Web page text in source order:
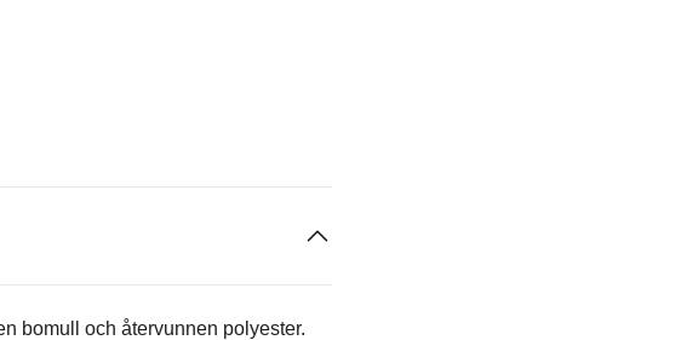
bomull och återvunnen polyester.